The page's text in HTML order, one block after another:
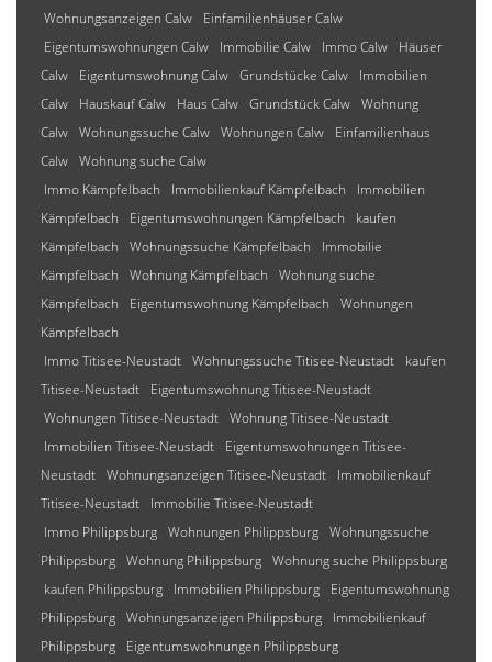
Wohnungsanzeigen Calw
Einfamilienhäuser Calw
Eigentumswohnungen Calw
Immobilie Calw Immo Calw
Häuser
Calw
Eigentumswohnung Calw Grundstücke Calw
Immobilien
Calw
Hauskauf Calw Haus Calw Grundstück Calw Wohnung
Calw Wohnungssuche Calw Wohnungen Calw
Einfamilienhaus
Calw Wohnung suche Calw
Immo Kämpfelbach
Immobilienkauf Kämpfelbach
Immobilien
Kämpfelbach
Eigentumswohnungen Kämpfelbach
kaufen
Kämpfelbach
Wohnungssuche Kämpfelbach
Immobilie
Kämpfelbach
Wohnung Kämpfelbach
Wohnung suche
Kämpfelbach
Eigentumswohnung Kämpfelbach
Wohnungen
Kämpfelbach
Immo Titisee-Neustadt Wohnungssuche Titisee-Neustadt
kaufen
Titisee-Neustadt
Eigentumswohnung Titisee-Neustadt
Wohnungen Titisee-Neustadt Wohnung Titisee-Neustadt
Immobilien Titisee-Neustadt
Eigentumswohnungen Titisee-
Neustadt Wohnungsanzeigen Titisee-Neustadt
Immobilienkauf
Titisee-Neustadt
Immobilie Titisee-Neustadt
Immo Philippsburg Wohnungen Philippsburg Wohnungssuche
Philippsburg Wohnung Philippsburg Wohnung suche Philippsburg
kaufen Philippsburg
Immobilien Philippsburg
Eigentumswohnung
Philippsburg Wohnungsanzeigen Philippsburg
Immobilienkauf
Philippsburg
Eigentumswohnungen Philippsburg